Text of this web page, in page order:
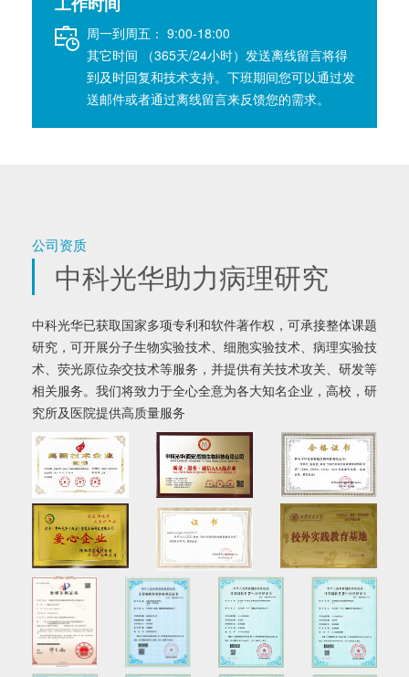
周一到周五： 9:00-18:00
其它时间 （365天/24小时）发送离线留言将得
到及时回复和技术支持。下班期间您可以通过发
送邮件或者通过离线留言来反馈您的需求。
公司资质
中科光华助力病理研究
中科光华已获取国家多项专利和软件著作权，可承接整体课题
研究，可开展分子生物实验技术、细胞实验技术、病理实验技
术、荧光原位杂交技术等服务，并提供有关技术攻关、研发等
相关服务。我们将致力于全心全意为各大知名企业，高校，研
究所及医院提供高质量服务